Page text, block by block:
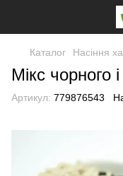
Каталог Насіння
Мікс чорного
Артикул: 779876543